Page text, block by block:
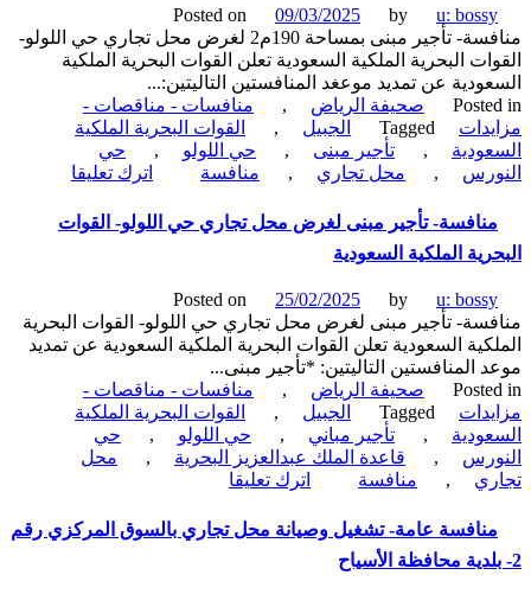
محل
تجاري-
بلدية
محافظة
الخفجي
Posted on 09/03/2025 by
u:
منافسة- تأجير مبنى بمساحة 190م2 لغرض محل تجاري حي اللولو-
البحرية الملكية السعودية تعلن القوات البحرية الملكية
عن تمديد موعغد المنافستين التاليتين:...
صحيفة الرياض ,
منافسات - مناقصات -
Tagged الجبيل ,
القوات البحرية الملكية
, تأجير مبنى , حي اللولو ,
حي
, محل تجاري , منافسة اترك تعليقاon
تأجير
مبنى
محل
تجاري
اللولو-
القوات
البحرية
الملكية
تأجير مبنى لغرض محل تجاري حي اللولو- القوات
الملكية السعودية
Posted on 25/02/2025 by
u:
تأجير مبنى لغرض محل تجاري حي اللولو- القوات البحرية
السعودية تعلن القوات البحرية الملكية السعودية عن تمديد
المنافستين التاليتين: *تأجير مبنى...
صحيفة الرياض ,
منافسات - مناقصات -
Tagged الجبيل ,
القوات البحرية الملكية
, تأجير مباني , حي اللولو ,
حي
, قاعدة الملك عبدالعزيز البحرية ,
محل
, منافسة اترك تعليقاon
تأجير
مبنى
عامة- تشغيل وصيانة محل تجاري بالسوق المركزي رقم